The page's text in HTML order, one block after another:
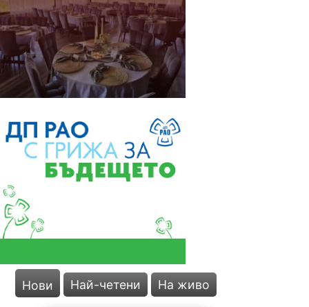
Нови Най-четени На живо
Община и бизнес си
подават ръка за
Берковица /СНИМКИ/